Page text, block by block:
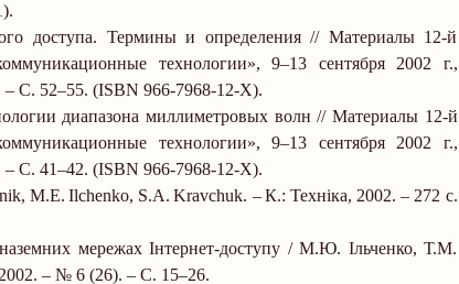
доступа. Термины и определения // Материалы 12-й
технологии», 9–13 сентября 2002 г.,
– С. 52–55. (ISBN 966-7968-12-Х).
диапазона миллиметровых волн // Материалы 12-й
технологии», 9–13 сентября 2002 г.,
– С. 41–42. (ISBN 966-7968-12-Х).
M.E. Ilchenko, S.A. Kravchuk. – К.: Техніка, 2002. – 272 с.
наземних мережах Інтернет-доступу / М.Ю. Ільченко, Т.М.
2002. – № 6 (26). – С. 15–26.